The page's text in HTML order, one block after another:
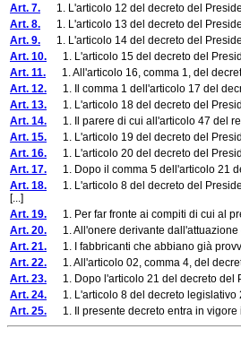
Art. 7. 1. L'articolo 12 del decreto del
Art. 8. 1. L'articolo 13 del decreto del
Art. 9. 1. L'articolo 14 del decreto del
Art. 10. 1. L'articolo 15 del decreto del
Art. 11. 1. All'articolo 16, comma 1, del
Art. 12. 1. Il comma 1 dell'articolo 17 del
Art. 13. 1. L'articolo 18 del decreto del
Art. 14. 1. Il parere di cui all'articolo 47 del
Art. 15. 1. L'articolo 19 del decreto del
Art. 16. 1. L'articolo 20 del decreto del
Art. 17. 1. Dopo il comma 5 dell'articolo 21
Art. 18. 1. L'articolo 8 del decreto del
[...]
Art. 19. 1. Per far fronte ai compiti di cui al
Art. 20. 1. All'onere derivante dall'attuazione
Art. 21. 1. I fabbricanti che abbiano già
Art. 22. 1. All'articolo 02, comma 4, del
Art. 23. 1. Dopo l'articolo 21 del decreto del
Art. 24. 1. L'articolo 8 del decreto legislativo
Art. 25. 1. Il presente decreto entra in vigore